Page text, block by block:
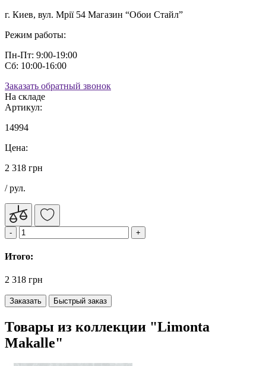
г. Киев, вул. Мрії 54 Магазин “Обои Стайл”
Режим работы:
Пн-Пт: 9:00-19:00
Сб: 10:00-16:00
Заказать обратный звонок
На складе
Артикул:
14994
Цена:
2 318 грн
/ рул.
Итого:
2 318 грн
Заказать Быстрый заказ
Товары из коллекции "Limonta
Makalle"